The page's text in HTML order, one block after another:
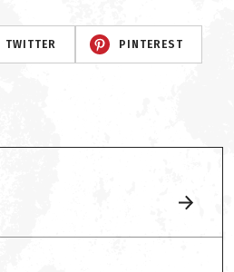
TWITTER PINTEREST